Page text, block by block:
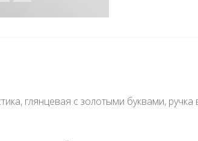
глянцевая с золотыми буквами,